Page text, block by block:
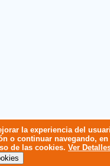
la experiencia del
o continuar navegando,
de las cookies. Ver